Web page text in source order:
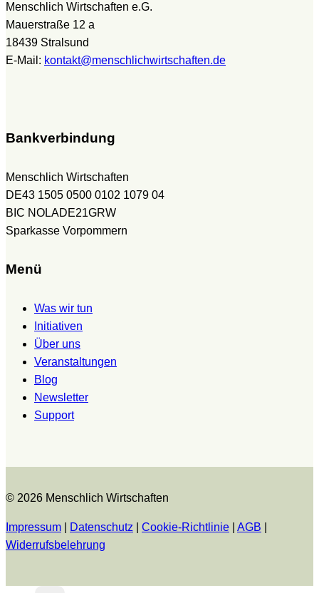
Menschlich Wirtschaften e.G.
Mauerstraße 12 a
18439 Stralsund
E-Mail: kontakt@menschlichwirtschaften.de
Bankverbindung
Menschlich Wirtschaften
DE43 1505 0500 0102 1079 04
BIC NOLADE21GRW
Sparkasse Vorpommern
Menü
Was wir tun
Initiativen
Über uns
Veranstaltungen
Blog
Newsletter
Support
© 2026 Menschlich Wirtschaften
Impressum Datenschutz Cookie-Richtlinie AGB
Widerrufsbelehrung